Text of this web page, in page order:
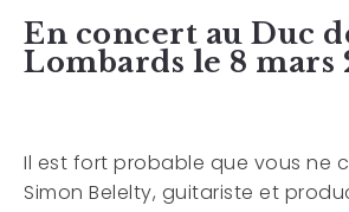
En concert au Duc
Lombards le 8 mars
Il est fort probable que vous ne
Simon Belelty, guitariste et